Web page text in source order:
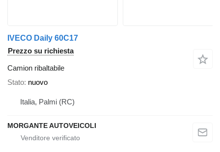
IVECO Daily 60C17
Prezzo su richiesta
Camion ribaltabile
Stato nuovo
Italia, Palmi (RC)
MORGANTE AUTOVEICOLI